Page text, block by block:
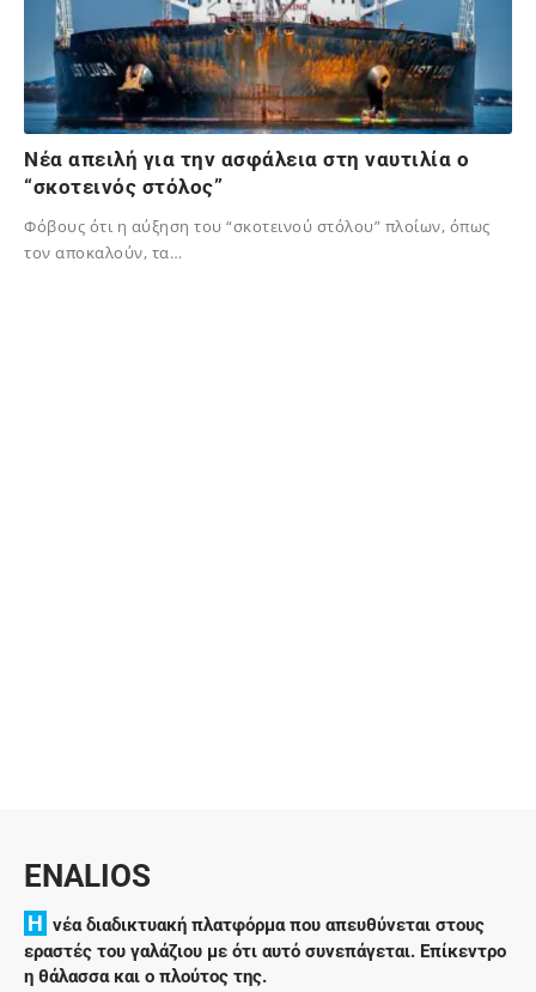
Νέα απειλή για την ασφάλεια στη ναυτιλία ο
“σκοτεινός στόλος”
Φόβους ότι η αύξηση του “σκοτεινού στόλου” πλοίων, όπως
τον αποκαλούν, τα…
ENALIOS
H νέα διαδικτυακή πλατφόρμα που απευθύνεται στους
εραστές του γαλάζιου με ότι αυτό συνεπάγεται. Επίκεντρο
η θάλασσα και ο πλούτος της.